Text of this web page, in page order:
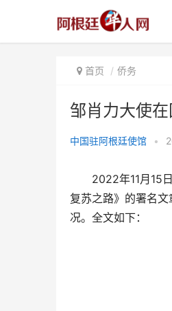
首页 侨务
邹肖力大使
中国驻阿根廷使馆 •
2022年11月15
复苏之路》的署名
况。全文如下：
经贸合作专刊发表署名文